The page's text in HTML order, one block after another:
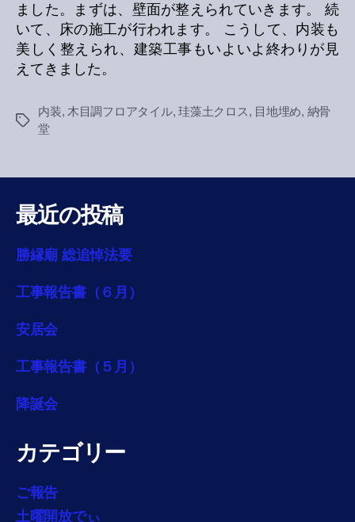
ました。まずは、壁面が整えられていきます。 続
いて、床の施工が行われます。 こうして、内装も
美しく整えられ、建築工事もいよいよ終わりが見
えてきました。
Tags
内装, 木目調フロアタイル,珪藻土クロス , 目地埋め, 納骨
堂
最近の投稿
勝縁廟 総追悼法要
工事報告書（６月）
安居会
工事報告書（５月）
降誕会
カテゴリー
ご報告
土曜開放でぃ